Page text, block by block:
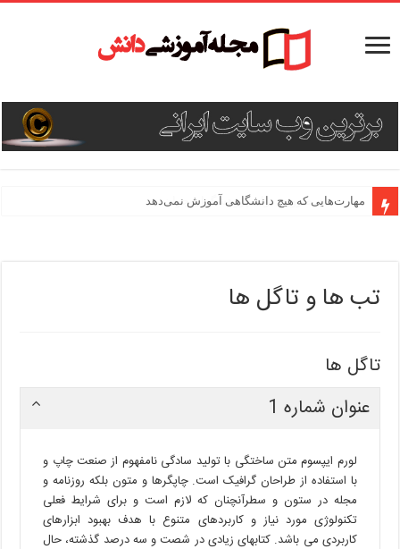
مهارت‌هایی که هیچ دانشگاهی آموزش نمی‌دهد
مهارت‌های ضروری برای پژوهشگران جوان
تب ها و تاگل ها
تاگل ها
عنوان شماره 1
لورم ایپسوم متن ساختگی با تولید سادگی نامفهوم از صنعت چاپ و
با استفاده از طراحان گرافیک است. چاپگرها و متون بلکه روزنامه و
مجله در ستون و سطرآنچنان که لازم است و برای شرایط فعلی
تکنولوژی مورد نیاز و کاربردهای متنوع با هدف بهبود ابزارهای
کاربردی می باشد. کتابهای زیادی در شصت و سه درصد گذشته، حال